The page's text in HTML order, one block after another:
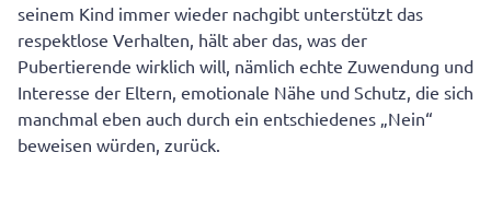
seinem Kind immer wieder nachgibt unterstützt das
respektlose Verhalten, hält aber das, was der
Pubertierende wirklich will, nämlich echte Zuwendung und
Interesse der Eltern, emotionale Nähe und Schutz, die sich
manchmal eben auch durch ein entschiedenes „Nein“
beweisen würden, zurück.